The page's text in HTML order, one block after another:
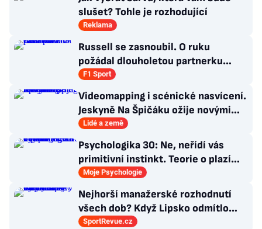
slušet? Tohle je rozhodující
Reklama
Russell se zasnoubil. O ruku
požádal dlouholetou partnerku
Carmen
F1 Sport
Videomapping i scénické nasvícení.
Jeskyně Na Špičáku ožije novými
technologiemi
Lidé a země
Psychologika 30: Ne, neřídí vás
primitivní instinkt. Teorie o plazím
mozku je jen dokonalá výmluva
Moje Psychologie
Nejhorší manažerské rozhodnutí
všech dob? Když Lipsko odmítlo
Vardyho. Prý byl už starý
SportRevue.cz